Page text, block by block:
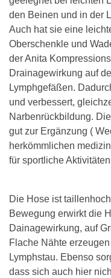
den Beinen und in der
Auch hat sie eine
Oberschenkle und
der Anita
Drainagewirkung auf
Lymphgefäßen.
und verbessert,
Narbenrückbildung.
gut zur Ergänzung (
herkömmlichen
für sportliche
Die Hose ist
Bewegung erwirkt die
Dainagewirkung, auf
Flache Nähte
Lymphstau. Ebenso
dass sich auch hier